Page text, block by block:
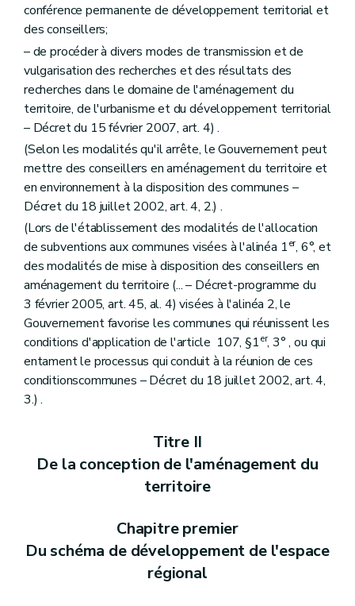
Art. 283/5
Chapitre VII
De la composition du dossier de demande de permis d'urbanisme visé au Livre I
Section première
Sous-section première Du contenu général des dossiers de demande de permis d'urbanisme
Art. 284
Art. 285
Art. 286
Sous-section 2 Du contenu simplifié de certains dossiers de demande de permis d'urbanisme
Art. 287
Art. 288
Art. 289
Section 2 Du dossier des demandes de permis dispensés du concours d'un architecte
Art. 290
Art. 291
Section 3
Des dispositions communes
Art. 292
Art. 293
Art. 294
Art. 295
Art. 296
Art. 297
Art. 298
Art. 299
Art. 300
Art. 301
Art. 302
Chapitre VIII De la composition du dossier de demande de permis d'exécution de travaux techniques
Art. 307
Art. 310
Chapitre IX (De la composition de la demande de permis d'urbanisation ou de la demande de modification du permis d'urbanisation – AGW du 30 juin 2009, art. 1
Art. 311
conférence permanente de développement territorial et
des conseillers;
– de procéder à divers modes de transmission et de
vulgarisation des recherches et des résultats des
recherches dans le domaine de l'aménagement du
territoire, de l'urbanisme et du développement territorial
– Décret du 15 février 2007, art. 4) .
(Selon les modalités qu'il arrête, le Gouvernement peut
mettre des conseillers en aménagement du territoire et
en environnement à la disposition des communes –
Décret du 18 juillet 2002, art. 4, 2.) .
(Lors de l'établissement des modalités de l'allocation
de subventions aux communes visées à l'alinéa 1er, 6°, et
des modalités de mise à disposition des conseillers en
aménagement du territoire (... – Décret-programme du
3 février 2005, art. 45, al. 4) visées à l'alinéa 2, le
Gouvernement favorise les communes qui réunissent les
conditions d'application de l'article 107, §1er, 3° , ou qui
entament le processus qui conduit à la réunion de ces
conditionscommunes – Décret du 18 juillet 2002, art. 4,
3.) .
Titre II
De la conception de l'aménagement du
territoire
Chapitre premier
Du schéma de développement de l'espace
régional